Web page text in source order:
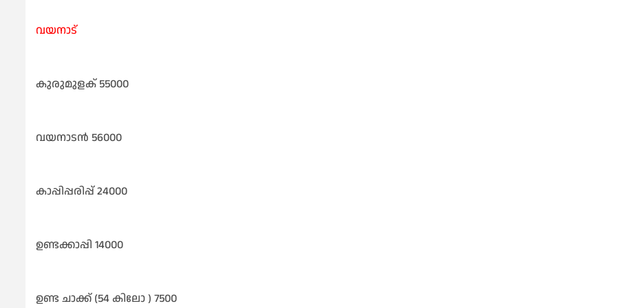
വയനാട്
കുരുമുളക് 55000
വയനാടൻ 56000
കാപ്പിപ്പരിപ്പ് 24000
ഉണ്ടക്കാപ്പി 14000
ഉണ്ട ചാക്ക് (54 കിലോ ) 7500